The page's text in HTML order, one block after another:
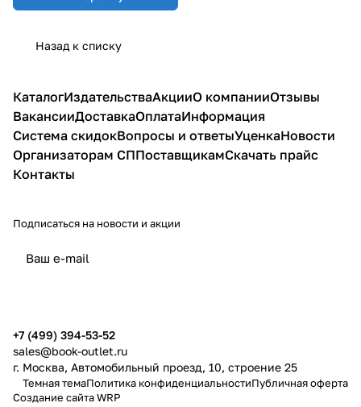
Назад к списку
КаталогИздательстваАкцииО компанииОтзывы
ВакансииДоставкаОплатаИнформация
Система скидокВопросы и ответыУценкаНовости
Организаторам СППоставщикамСкачать прайс
Контакты
Подписаться на новости и акции
+7 (499) 394-53-52
sales@book-outlet.ru
г. Москва, Автомобильный проезд, 10, строение 25
Темная темаПолитика конфиденциальностиПубличная оферта
Создание сайтаWRP